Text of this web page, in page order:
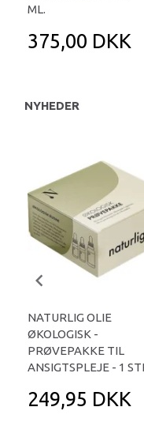
ML.
375,00 DKK
NYHEDER
NATURLIG OLIE
ØKOLOGISK -
PRØVEPAKKE TIL
ANSIGTSPLEJE - 1
249,95 DKK